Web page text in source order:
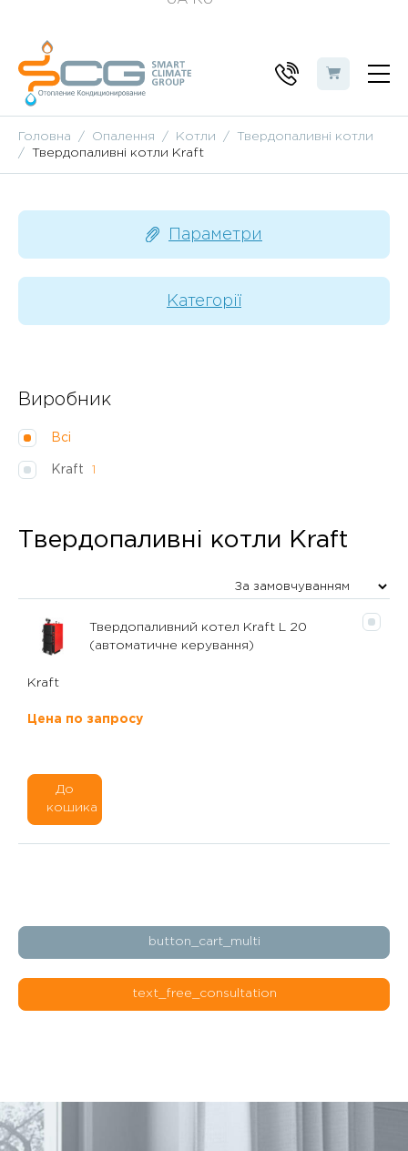
Головна Опалення Котли
Твердопаливні котли
Твердопаливні котли Kraft
Параметри
Категорії
Виробник
Всі
Kraft 1
Твердопаливні котли Kraft
Твердопаливний котел Kraft L 20
(автоматичне керування)
Kraft
Цена по запросу
До
кошика
button_cart_multi
text_free_consultation